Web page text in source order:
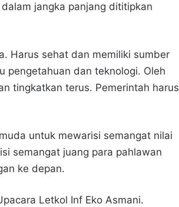
jangka panjang dititipkan
Harus sehat dan memiliki sumber
pengetahuan dan teknologi. Oleh
tingkatkan terus. Pemerintah harus
untuk mewarisi semangat nilai
semangat juang para pahlawan
ke depan.
Letkol Inf Eko Asmani.